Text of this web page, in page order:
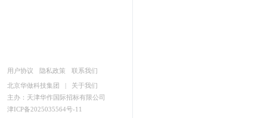
用户协议 隐私政策 联系我们
北京华做科技集团 |
关于我们
主办：天津华作国际招标有限公司
津ICP备2025035564号-11